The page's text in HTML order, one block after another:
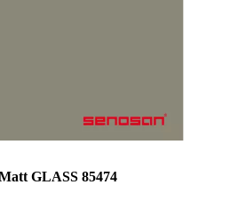
GLASS 85474